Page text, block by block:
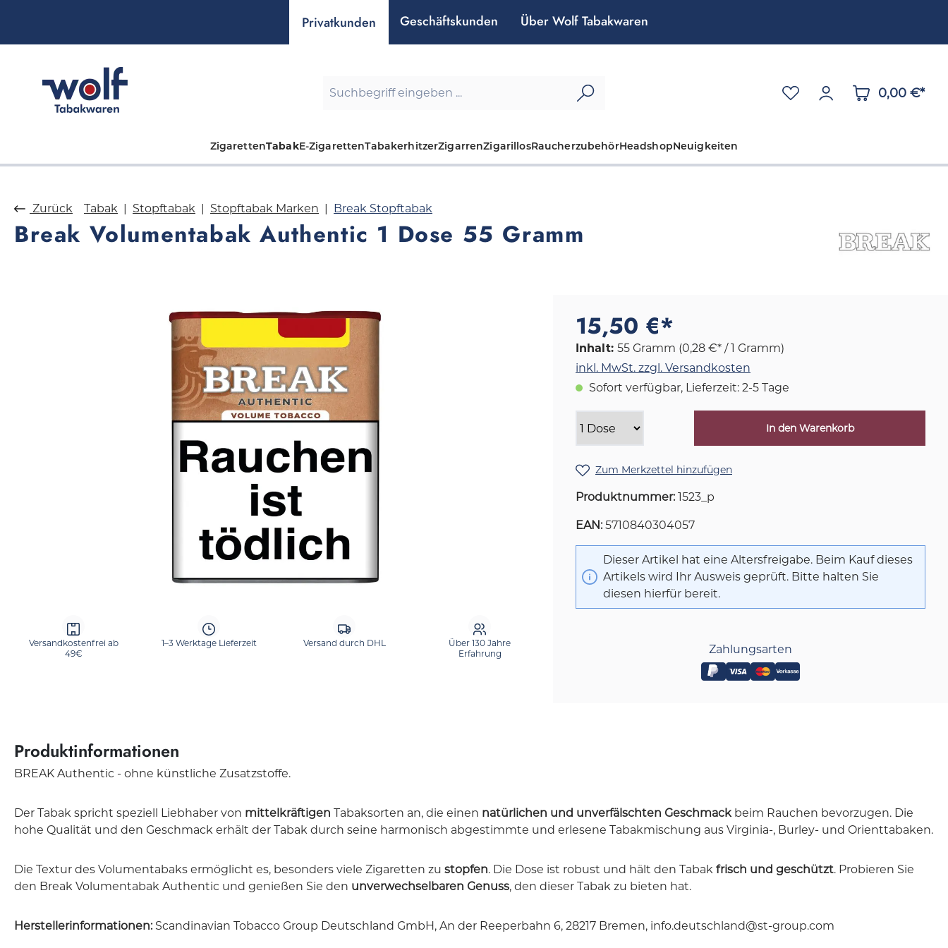
Privatkunden Geschäftskunden Über Wolf Tabakwaren
0,00 €*
ZigarettenTabakE-ZigarettenTabakerhitzerZigarrenZigarillosRaucherzubehörHeadshopNeuigkeiten
Zurück Tabak Stopftabak Stopftabak Marken Break Stopftabak
Break Volumentabak Authentic 1 Dose 55 Gramm
Versandkostenfrei ab
49€
1–3 Werktage Lieferzeit Versand durch DHL
Über 130 Jahre
Erfahrung
15,50 €*
Inhalt: 55 Gramm (0,28 €* / 1 Gramm)
inkl. MwSt. zzgl. Versandkosten
Sofort verfügbar, Lieferzeit: 2-5 Tage
In den Warenkorb
Zum Merkzettel hinzufügen
Produktnummer: 1523_p
EAN: 5710840304057
Dieser Artikel hat eine Altersfreigabe. Beim Kauf dieses
Artikels wird Ihr Ausweis geprüft. Bitte halten Sie
diesen hierfür bereit.
Zahlungsarten
Produktinformationen
BREAK Authentic - ohne künstliche Zusatzstoffe.
Der Tabak spricht speziell Liebhaber von mittelkräftigen Tabaksorten an, die einen natürlichen und unverfälschten Geschmack beim Rauchen bevorzugen. Die
hohe Qualität und den Geschmack erhält der Tabak durch seine harmonisch abgestimmte und erlesene Tabakmischung aus Virginia-, Burley- und Orienttabaken.
Die Textur des Volumentabaks ermöglicht es, besonders viele Zigaretten zu stopfen. Die Dose ist robust und hält den Tabak frisch und geschützt. Probieren Sie
den Break Volumentabak Authentic und genießen Sie den unverwechselbaren Genuss, den dieser Tabak zu bieten hat.
Herstellerinformationen: Scandinavian Tobacco Group Deutschland GmbH, An der Reeperbahn 6, 28217 Bremen, info.deutschland@st-group.com